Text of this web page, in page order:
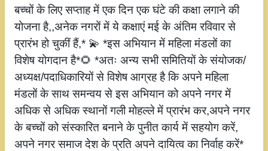
बच्चों के लिए सप्ताह में एक दिन एक घंटे की कक्षा लगाने की
योजना है,,अनेक नगरों में ये कक्षाएं मई के अंतिम रविवार से
प्रारंभ हो चुकीं हैं,* 💫 *इस अभियान में महिला मंडलों का
विशेष योगदान है*🌻 *अतः अन्य सभी समितियों के संयोजक/
अध्यक्ष/पदाधिकारियों से विशेष आग्रह है कि अपने महिला
मंडलों के साथ समन्वय से इस अभियान को अपने नगर में
अधिक से अधिक स्थानों गली मोहल्ले में प्रारंभ कर,अपने नगर
के बच्चों को संस्कारित बनाने के पुनीत कार्य में सहयोग करें,
अपने नगर समाज देश के प्रति अपने दायित्व का निर्वाह करें*